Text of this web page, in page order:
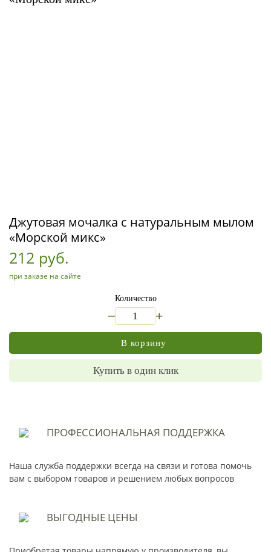
Джутовая мочалка с натуральным мылом
«Морской микс»
212 руб.
при заказе на сайте
Количество
+
В корзину
Купить в один клик
ПРОФЕССИОНАЛЬНАЯ ПОДДЕРЖКА
Наша служба поддержки всегда на связи и готова помочь
вам с выбором товаров и решением любых вопросов
ВЫГОДНЫЕ ЦЕНЫ